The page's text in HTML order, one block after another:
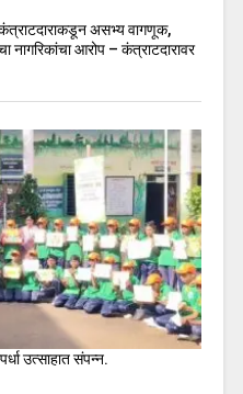
असभ्य वागणूक,
आरोप – कंत्राटदारावर
उत्साहात संपन्न.